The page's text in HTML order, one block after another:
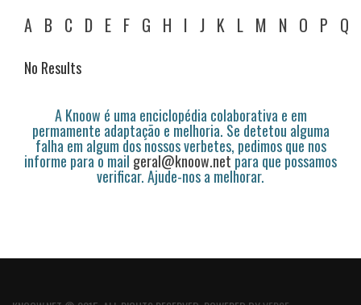
A B C D E F G H I J K L M N O P Q
No Results
A Knoow é uma enciclopédia colaborativa e em
permamente adaptação e melhoria. Se detetou alguma
falha em algum dos nossos verbetes, pedimos que nos
informe para o mail geral@knoow.netpara que possamos
verificar. Ajude-nos a melhorar.